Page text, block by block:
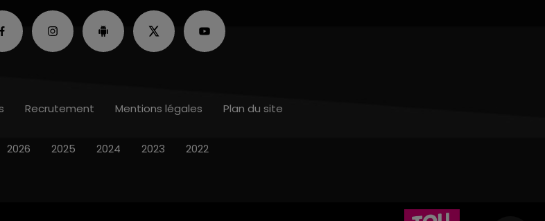
Recrutement Mentions légales Plan du site
2026 2025 2024 2023 2022